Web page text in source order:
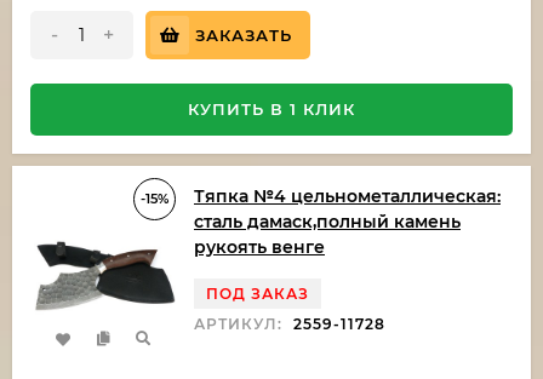
- + ЗАКАЗАТЬ
КУПИТЬ В 1 КЛИК
-15%
Тяпка №4 цельнометаллическая:
сталь дамаск,полный камень
рукоять венге
ПОД ЗАКАЗ
АРТИКУЛ:
2559-11728